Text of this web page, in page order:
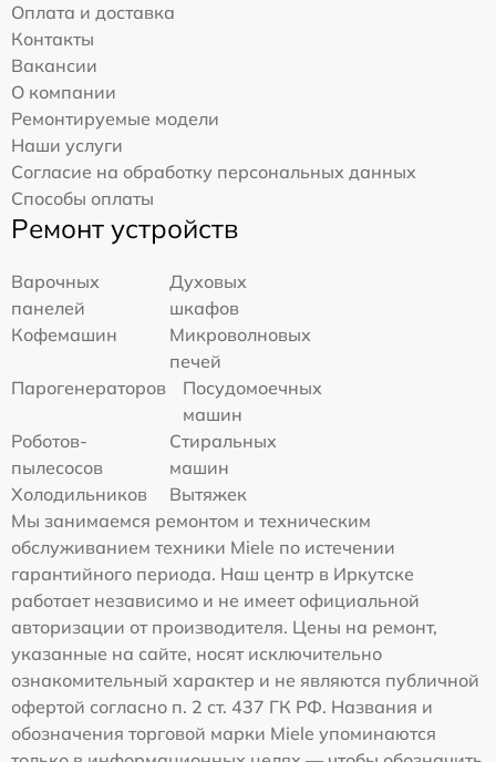
Оплата и доставка
Контакты
Вакансии
О компании
Ремонтируемые модели
Наши услуги
Согласие на обработку персональных данных
Способы оплаты
Ремонт устройств
Варочных
панелей
Духовых
шкафов
Кофемашин
Микроволновых
печей
Парогенераторов
Посудомоечных
машин
Роботов-
пылесосов
Стиральных
машин
Холодильников
Вытяжек
Мы занимаемся ремонтом и техническим
обслуживанием техники Miele по истечении
гарантийного периода. Наш центр в Иркутске
работает независимо и не имеет официальной
авторизации от производителя. Цены на ремонт,
указанные на сайте, носят исключительно
ознакомительный характер и не являются публичной
офертой согласно п. 2 ст. 437 ГК РФ. Названия и
обозначения торговой марки Miele упоминаются